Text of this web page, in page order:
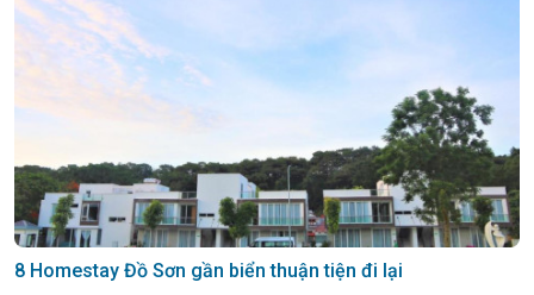
8 Homestay Đồ Sơn gần biển thuận tiện đi lại